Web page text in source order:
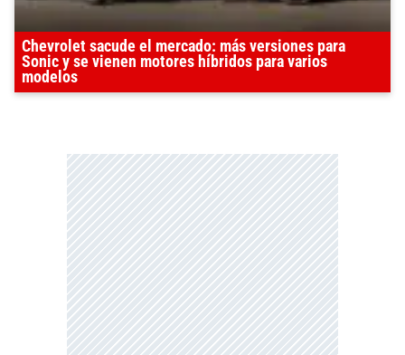
Chevrolet sacude el mercado: más versiones para
Sonic y se vienen motores híbridos para varios
modelos